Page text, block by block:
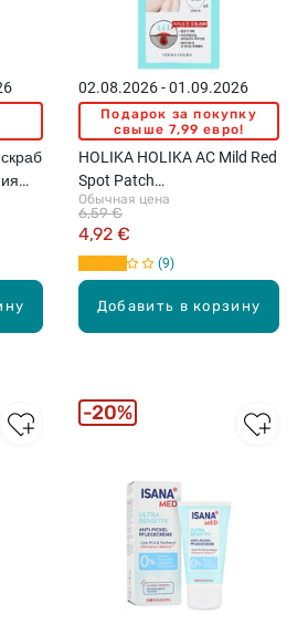
Добавить в корзину
02.08.2026 - 01.09.2026
Подарок за покупку
свыше 7,99 евро!
HOLIKA HOLIKA AC Mild Red
Spot Patch
антибактериальные патчи
для лечения точечных
Обычная цена
4,92 €
6,59 €
9
20%